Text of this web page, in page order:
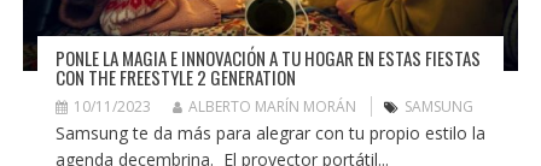
PONLE LA MAGIA E INNOVACIÓN A TU HOGAR EN ESTAS FIESTAS
CON THE FREESTYLE 2 GENERATION
10/11/2023 ALBERTO MARÍN MORÁN SAMSUNG
Samsung te da más para alegrar con tu propio estilo la
agenda decembrina. El proyector portátil...